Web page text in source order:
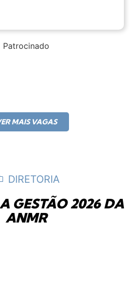
Patrocinado
MAIS VAGAS
DIRETORIA
GESTÃO 2026 DA
ANMR